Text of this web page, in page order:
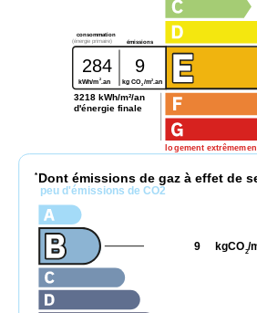
logement
consommation
émissions
(énergie primaire)
284 9
kWh/m2.an kg CO2/m2 .an
3218 kWh/m²/an
d'énergie finale
* Dont émissions de gaz à effet de
peu d'émissions de CO2
kgCO2/
9